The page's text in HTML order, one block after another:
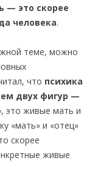
— это скорее
человека.
теме, можно
что психика
двух фигур —
это живые мать и
«мать» и «отец»
скорее
живые